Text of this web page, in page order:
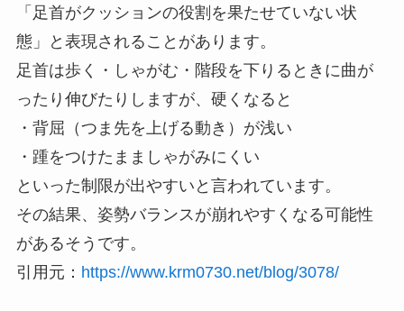
「足首がクッションの役割を果たせていない状
態」と表現されることがあります。
足首は歩く・しゃがむ・階段を下りるときに曲が
ったり伸びたりしますが、硬くなると
・背屈（つま先を上げる動き）が浅い
・踵をつけたまましゃがみにくい
といった制限が出やすいと言われています。
その結果、姿勢バランスが崩れやすくなる可能性
があるそうです。
引用元： https://www.krm0730.net/blog/3078/